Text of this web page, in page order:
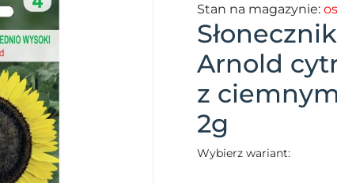
Stan na magazynie:
Arnold
z
2g
Wybierz wariant: